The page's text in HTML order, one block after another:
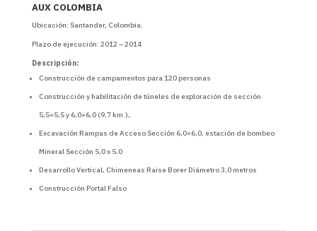
AUX COLOMBIA
Ubicación: Santander, Colombia.
Plazo de ejecución: 2012 – 2014
Descripción:
Construcción de campamentos para 120 personas
Construcción y habilitación de túneles de exploración de sección
5,5×5,5 y 6,0×6,0 (9,7 km.),
Excavación Rampas de Acceso Sección 6,0×6,0, estación de bombeo
Mineral Sección 5,0 x 5,0
Desarrollo Vertical, Chimeneas Raise Borer Diámetro 3,0 metros
Construcción Portal Falso